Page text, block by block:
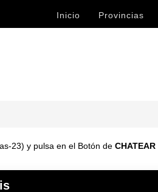
Inicio Provincias
23) y pulsa en el Botón de CHATEAR